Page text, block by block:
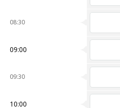
08:30
09:00
09:30
10:00